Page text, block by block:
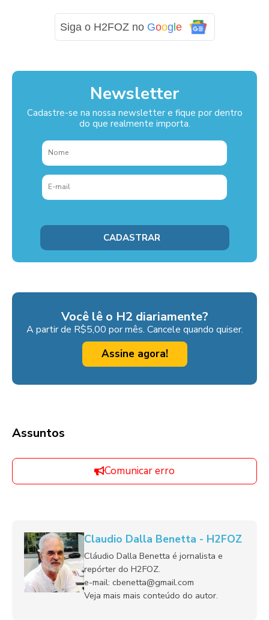
Siga o H2FOZ no Goog e
Newsletter
Cadastre-se na nossa newsletter e fique por dentro
do que realmente importa.
Você lê o H2 diariamente?
A partir de R$5,00 por mês. Cancele quando quiser.
Assine agora!
Assuntos
Comunicar erro
Claudio Dalla Benetta - H2FOZ
Cláudio Dalla Benetta é jornalista e
repórter do H2FOZ.
e-mail: cbenetta@gmail.com
Veja mais mais conteúdo do autor.